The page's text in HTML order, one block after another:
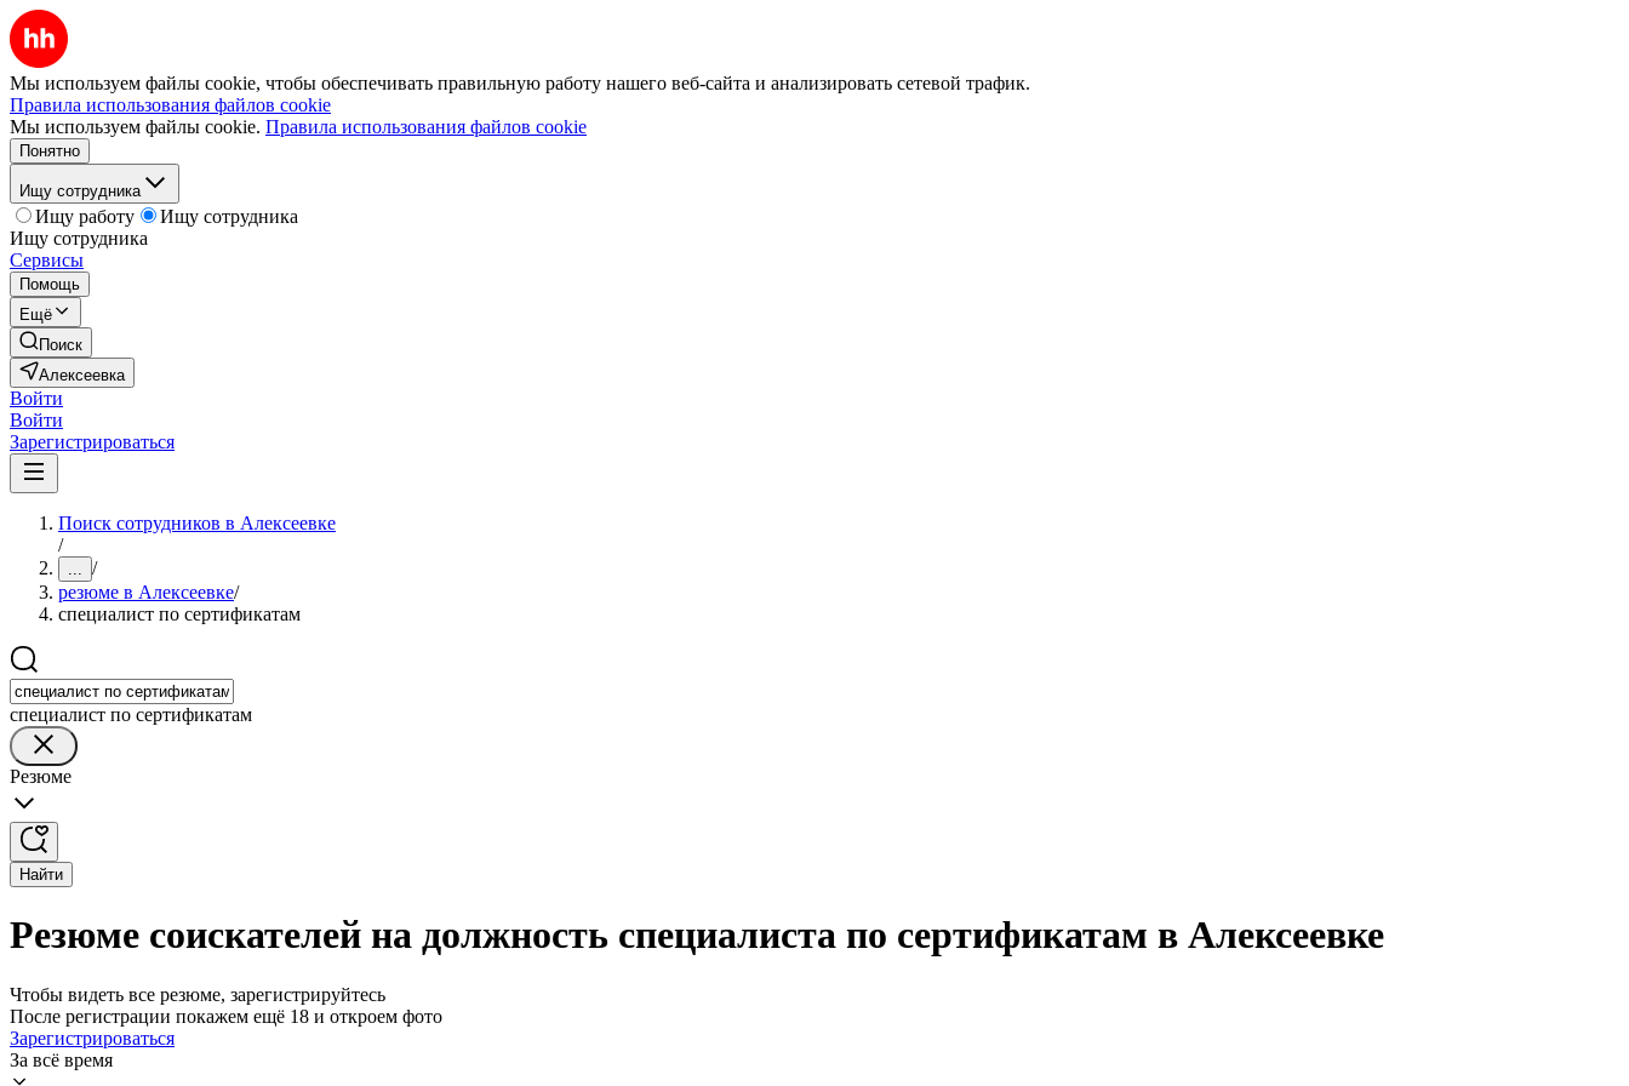
Мы используем файлы cookie, чтобы обеспечивать правильную работу нашего веб-сайта и анализировать сетевой трафик.
Правила использования файлов cookie
Мы используем файлы cookie. Правила использования файлов cookie
Понятно
Ищу сотрудника
Ищу работу
Ищу сотрудника
Ищу сотрудника
Сервисы
Помощь
Ещё
Поиск
Алексеевка
Войти
Войти
Зарегистрироваться
Поиск сотрудников в Алексеевке
/
... /
резюме в Алексеевке/
специалист по сертификатам
специалист по сертификатам
Резюме
Найти
Резюме соискателей на должность специалиста по сертификатам в Алексеевке
Чтобы видеть все резюме, зарегистрируйтесь
После регистрации покажем ещё 18 и откроем фото
Зарегистрироваться
За всё время